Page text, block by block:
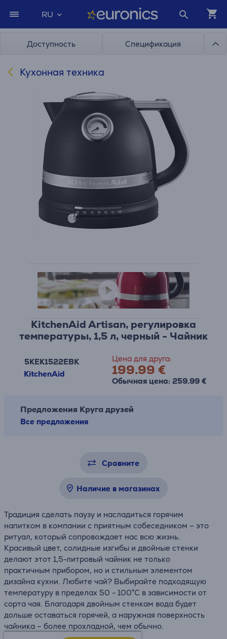
RU
Доступность Спецификация
Кухонная техника
KitchenAid Artisan, pегулировка
температуры, 1,5 л, черный - Чайник
5KEK1522EBK
KitchenAid
Цена для друга:
199.99 €
Обычная цена: 259.99 €
Предложения Круга друзей
Все предложения
Сравните
Наличие в магазинах
Традиция сделать паузу и насладиться горячим
напитком в компании с приятным собеседником – это
ритуал, который сопровождает нас всю жизнь.
Красивый цвет, солидные изгибы и двойные стенки
делают этот 1,5-литровый чайник не только
практичным прибором, но и стильным элементом
дизайна кухни. Любите чай? Выбирайте подходящую
температуру в пределах 50 - 100°C в зависимости от
сорта чая. Благодаря двойным стенкам вода будет
дольше оставаться горячей, а наружная поверхность
чайника – более прохладной, чем обычно.